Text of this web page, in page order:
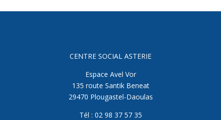
CENTRE SOCIAL ASTERIE
Espace Avel Vor
135 route Santik Beneat
29470 Plougastel-Daoulas
Tél : 02 98 37 57 35